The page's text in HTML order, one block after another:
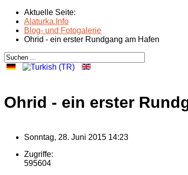
Aktuelle Seite:
Alaturka.Info
Blog- und Fotogalerie
Ohrid - ein erster Rundgang am Hafen
Ohrid - ein erster
Sonntag, 28. Juni 2015 14:23
Zugriffe:
595604